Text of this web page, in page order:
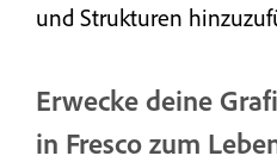
und Strukturen
Erwecke deine
in Fresco zum